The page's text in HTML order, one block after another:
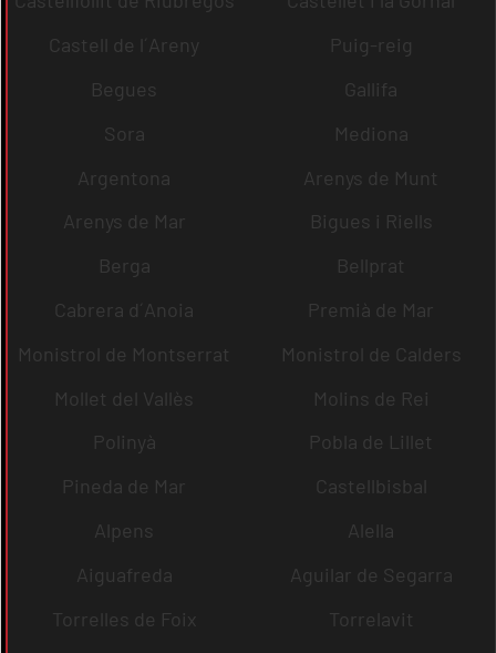
Castell de l´Areny
Puig-reig
Begues
Gallifa
Sora
Mediona
Argentona
Arenys de Munt
Arenys de Mar
Bigues i Riells
Berga
Bellprat
Cabrera d´Anoia
Premià de Mar
Monistrol de Montserrat
Monistrol de Calders
Mollet del Vallès
Molins de Rei
Polinyà
Pobla de Lillet
Pineda de Mar
Castellbisbal
Alpens
Alella
Aiguafreda
Aguilar de Segarra
Torrelles de Foix
Torrelavit